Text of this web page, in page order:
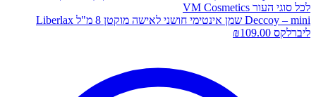
Deccoy – mini שמן אינטימי חושני לאישה מוקטן 8 מ"ל Liberlax
ליברלקס
₪109.00